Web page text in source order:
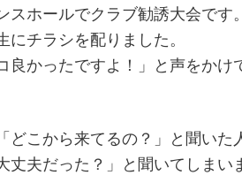
スホールでクラブ勧誘大会です
チラシを配りました。
良かったですよ！」と声をかけ
どこから来てるの？」と聞いた
丈夫だった？」と聞いてしまい